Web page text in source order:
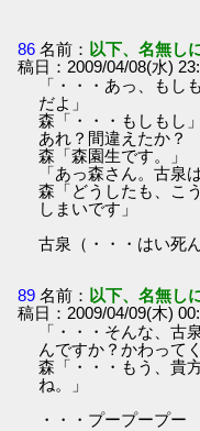
86 名前： 以下、名無し
稿日：2009/04/08(水)
「・・・あっ、もし
だよ」
森「・・・もしもし」
あれ？間違えたか？
森「森園生です。」
「あっ森さん。古泉
森「どうしたも、こ
しまいです」
古泉（・・・はい死
89 名前： 以下、名無し
稿日：2009/04/09(木)
「・・・そんな、古
んですか？かわって
森「・・・もう、貴
ね。」
・・・プープープー